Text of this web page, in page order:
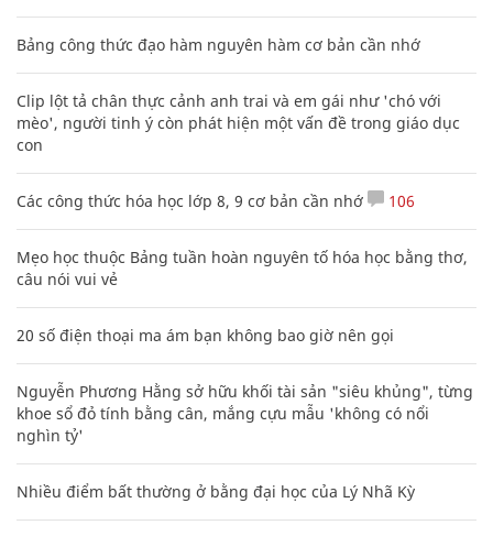
Bảng công thức đạo hàm nguyên hàm cơ bản cần nhớ
Clip lột tả chân thực cảnh anh trai và em gái như 'chó với
mèo', người tinh ý còn phát hiện một vấn đề trong giáo dục
con
Các công thức hóa học lớp 8, 9 cơ bản cần nhớ 106
Mẹo học thuộc Bảng tuần hoàn nguyên tố hóa học bằng thơ,
câu nói vui vẻ
20 số điện thoại ma ám bạn không bao giờ nên gọi
Nguyễn Phương Hằng sở hữu khối tài sản "siêu khủng", từng
khoe sổ đỏ tính bằng cân, mắng cựu mẫu 'không có nổi
nghìn tỷ'
Nhiều điểm bất thường ở bằng đại học của Lý Nhã Kỳ